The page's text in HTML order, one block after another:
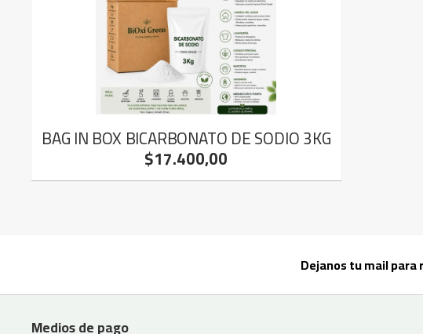
BAG IN BOX BICARBONATO DE SODIO 3KG
$17.400,00
Dejanos tu mail para
Medios de pago